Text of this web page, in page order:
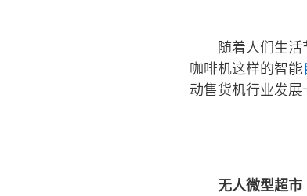
随着人们生
咖啡机这样的智能
动售货机行业发展
无人微型超市